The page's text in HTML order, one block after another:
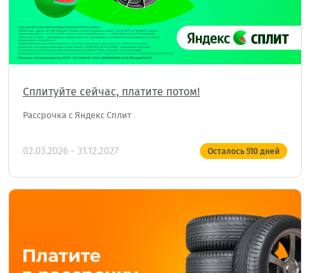
Сплитуйте сейчас, платите потом!
Рассрочка с Яндекс Сплит
02.03.2026 - 31.12.2027 Осталось 510 дней